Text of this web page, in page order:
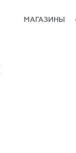
МАГАЗИНЫ